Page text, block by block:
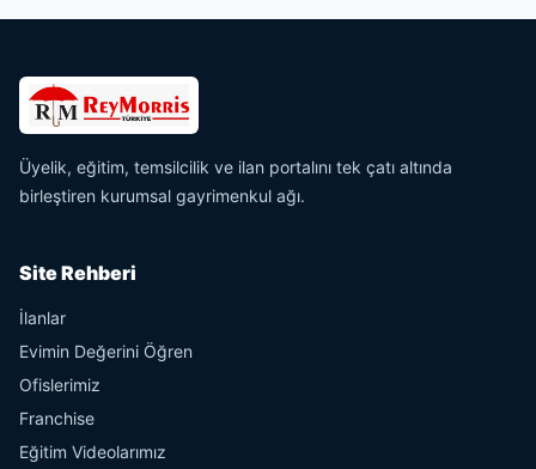
Üyelik, eğitim, temsilcilik ve ilan portalını tek çatı altında
birleştiren kurumsal gayrimenkul ağı.
Site Rehberi
İlanlar
Evimin Değerini Öğren
Ofislerimiz
Franchise
Eğitim Videolarımız